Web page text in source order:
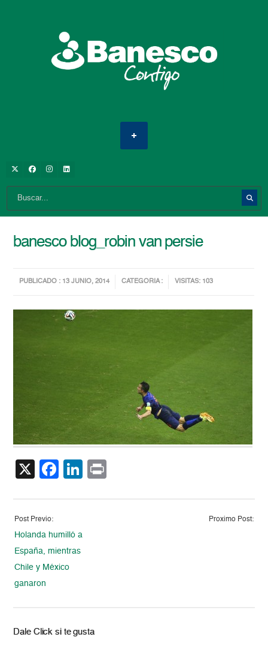
banesco blog_robin van persie
PUBLICADO : 13 JUNIO, 2014 CATEGORIA : VISITAS: 103
X Facebook
LinkedIn
Post Previo:
Holanda humilló a
España, mientras
Chile y México
ganaron
Proximo Post:
Dale Click si te gusta